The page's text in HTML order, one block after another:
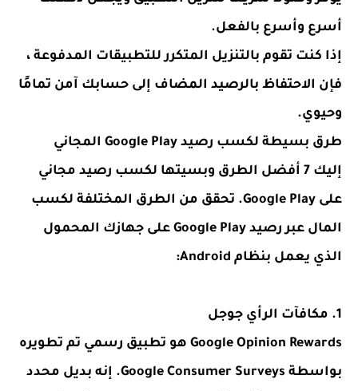
أسرع وأسرع بالفعل.
إذا كنت تقوم بالتنزيل المتكرر للتطبيقات المدفوعة ،
فإن الاحتفاظ بالرصيد المضاف إلى حسابك آمن تمامًا
وحيوي.
طرق بسيطة لكسب رصيد Google Play المجاني
إليك 7 أفضل الطرق وبسيتها لكسب رصيد مجاني
على Google Play. تحقق من الطرق المختلفة لكسب
المال عبر رصيد Google Play على جهازك المحمول
الذي يعمل بنظام Android:
1. مكافآت الرأي جوجل
Google Opinion Rewards هو تطبيق رسمي تم تطويره
بواسطة Google Consumer Surveys. إنه بديل محدد